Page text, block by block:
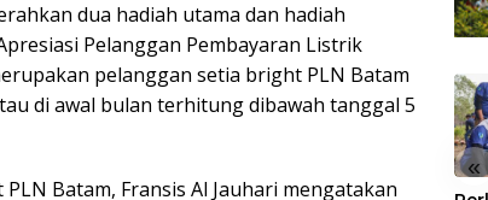
dua hadiah utama dan hadiah
Pelanggan Pembayaran Listrik
pelanggan setia bright PLN Batam
di awal bulan terhitung dibawah tanggal 5
Batam, Fransis Al Jauhari mengatakan
«